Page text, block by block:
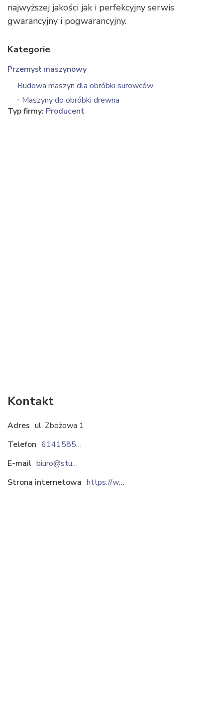
najwyższej jakości jak i perfekcyjny serwis
gwarancyjny i pogwarancyjny.
Kategorie
Przemysł maszynowy
Budowa maszyn dla obróbki surowców
Maszyny do obróbki drewna
Typ firmy: Producent
Kontakt
Adres ul. Zbożowa 1
Telefon
614158500
E-mail
biuro@stuermer-maszyny.pl
Strona internetowa
https://www.stuermer-maszyny.pl